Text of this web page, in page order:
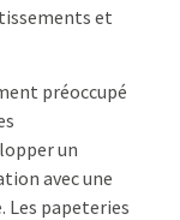
et
préoccupé
un
avec une
Les papeteries